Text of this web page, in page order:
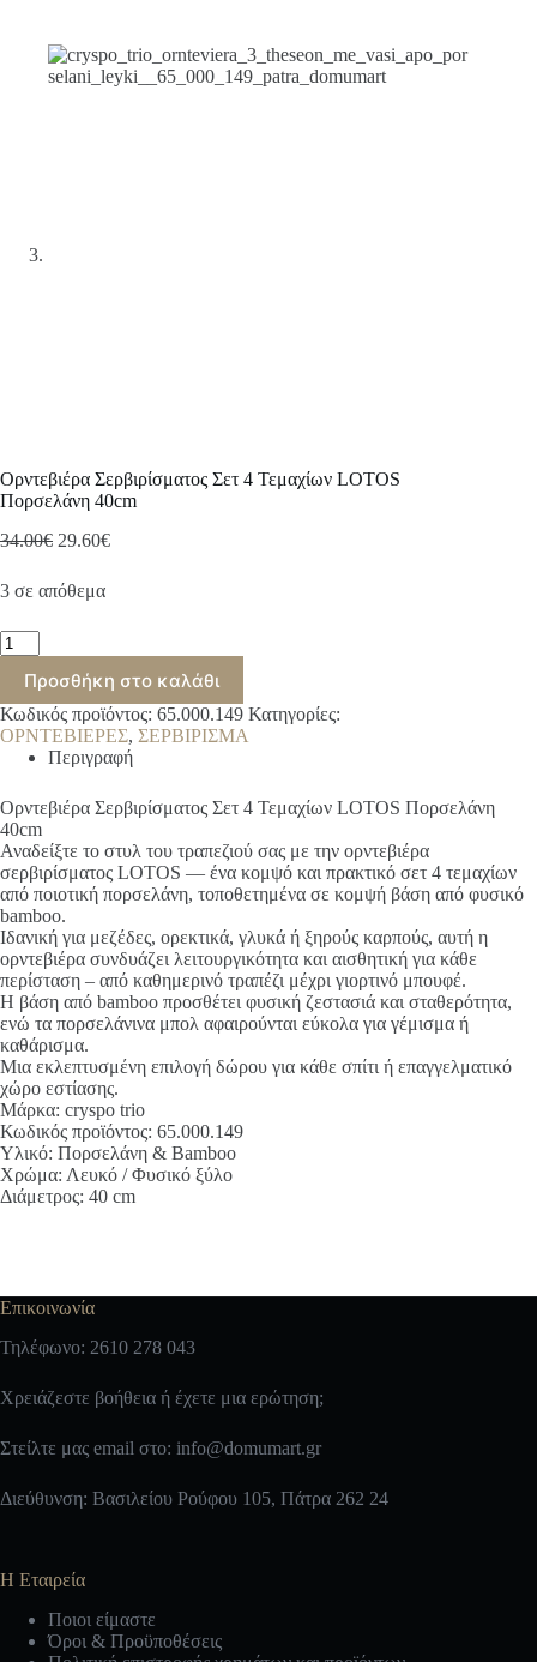
Ορντεβιέρα Σερβιρίσματος Σετ 4 Τεμαχίων LOTOS
Πορσελάνη 40cm
34.00€ Original
was:
34.00€.
29.60€Η
3 σε απόθεμα
Ορντεβιέρα
Σερβιρίσματος
4
Τεμαχίων
LOTOS
Πορσελάνη
ποσότητα
Προσθήκη στο καλάθι
Κωδικός προϊόντος: 65.000.149 Κατηγορίες:
ΟΡΝΤΕΒΙΕΡΕΣ, ΣΕΡΒΙΡΙΣΜΑ
Περιγραφή
Ορντεβιέρα Σερβιρίσματος Σετ 4 Τεμαχίων LOTOS Πορσελάνη
40cm
Αναδείξτε το στυλ του τραπεζιού σας με την ορντεβιέρα
σερβιρίσματος LOTOS — ένα κομψό και πρακτικό σετ 4 τεμαχίων
από ποιοτική πορσελάνη, τοποθετημένα σε κομψή βάση από φυσικό
bamboo.
Ιδανική για μεζέδες, ορεκτικά, γλυκά ή ξηρούς καρπούς, αυτή η
ορντεβιέρα συνδυάζει λειτουργικότητα και αισθητική για κάθε
περίσταση – από καθημερινό τραπέζι μέχρι γιορτινό μπουφέ.
Η βάση από bamboo προσθέτει φυσική ζεστασιά και σταθερότητα,
ενώ τα πορσελάνινα μπολ αφαιρούνται εύκολα για γέμισμα ή
καθάρισμα.
Μια εκλεπτυσμένη επιλογή δώρου για κάθε σπίτι ή επαγγελματικό
χώρο εστίασης.
Μάρκα: cryspo trio
Κωδικός προϊόντος: 65.000.149
Υλικό: Πορσελάνη & Bamboo
Χρώμα: Λευκό / Φυσικό ξύλο
Διάμετρος: 40 cm
Επικοινωνία
Τηλέφωνο: 2610 278 043
Χρειάζεστε βοήθεια ή έχετε μια ερώτηση;
Στείλτε μας email στο: info@domumart.gr
Διεύθυνση: Βασιλείου Ρούφου 105, Πάτρα 262 24
Η Εταιρεία
Ποιοι είμαστε
Όροι & Προϋποθέσεις